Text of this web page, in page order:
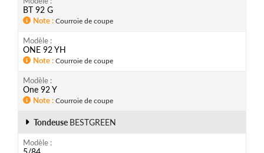
BT 92 G
Note Courroie de coupe
Modèle
ONE 92 YH
Note Courroie de coupe
Modèle
One 92 Y
Note Courroie de coupe
Tondeuse BESTGREEN
Modèle